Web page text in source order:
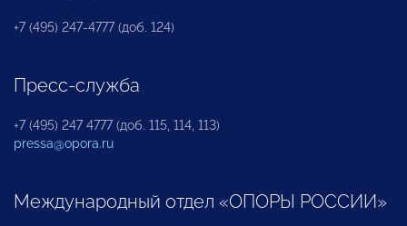
+7 (495) 247-4777 (доб. 124)
Пресс-служба
+7 (495) 247 4777 (доб. 115, 114, 113)
pressa@opora.ru
Международный отдел «ОПОРЫ РОССИИ»